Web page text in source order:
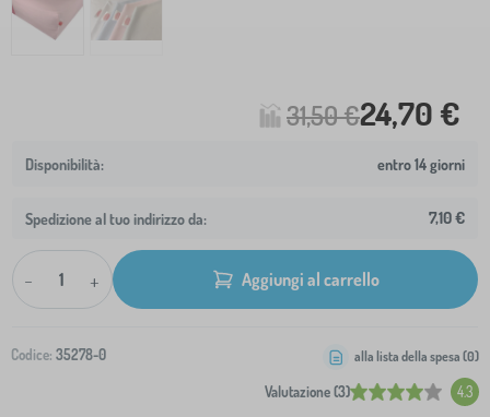
31,50 €24,70 €
entro 14 giorni
Spedizione al tuo indirizzo da: 7,10 €
- + Aggiungi al carrello
Codice: 35278-0
Valutazione (3) 4.3
alla lista della spesa (0)